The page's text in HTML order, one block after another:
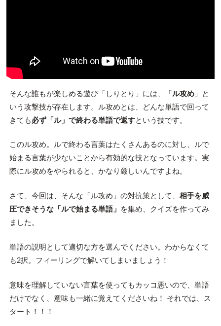
そんな誰もが楽しめる遊び「しりとり」には、「ル攻め」と
いう攻撃技が存在します。ル攻めとは、どんな単語で回って
きても必ず「ル」で終わる単語で返すという技です。
このル攻め。ルで終わる言葉はたくさんあるのに対し、ルで
始まる言葉が少ないことから有効的な技となっています。実
際にル攻めをやられると、かなり厳しいんですよね。
さて、今回は、そんな「ル攻め」の対抗策として、 相手を威
圧できそうな「ルで始まる単語」 を集め、クイズを作ってみ
ました。
単語の説明として適切な方を選んでください。わからなくて
も2択。フィーリングで解いてしまいましょう！
意味を理解していない言葉を使ってもカッコ悪いので、単語
だけでなく、意味も一緒に覚えてくださいね！ それでは、ス
タート！！！